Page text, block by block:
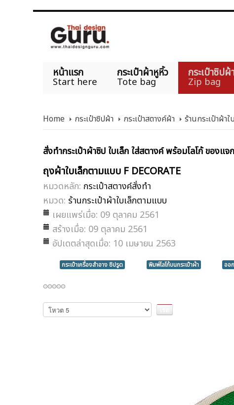
หน้าแรก
Start here
กระเป๋าผ้าหูหิ้ว
Tote bag
กระเป๋าซิปผ้
Zip bag
Home กระเป๋าซิปผ้า กระเป๋าสตางค์ผ้า ร้านกระเป๋าผ้า
สั่งทำกระเป๋าผ้าซิป ใบเล็ก ใส่สตางค์ พร้อมโลโก้ ของแจก
ถุงผ้าใบเล็กตามแบบ F DECORATE
หมวดหลัก: กระเป๋าสตางค์สั่งทำ
หมวด: ร้านกระเป๋าผ้าใบเล็กตามแบบ
เผยแพร่เมื่อ: 09 ตุลาคม 2561
สร้างเมื่อ: 09 ตุลาคม 2561
อัปเดตล่าสุดเมื่อ: 10 เมษายน 2563
กระเป๋าเครื่องสำอาง ซิปรูด พิมพ์โลโก้บนกระเป๋าผ้า ออ
กรุณา
ให้